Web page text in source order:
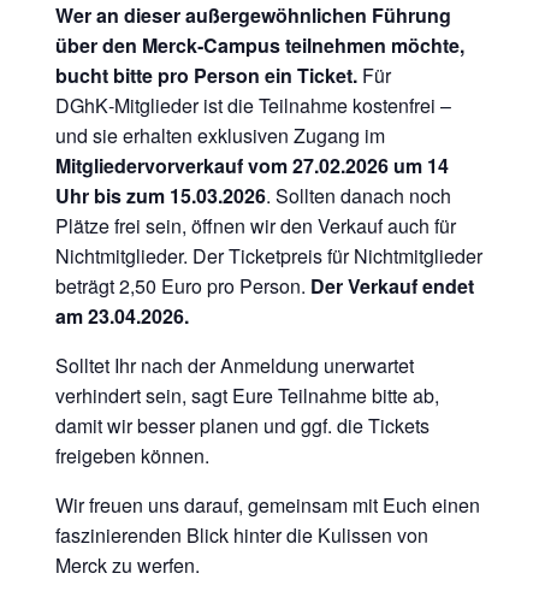
Wer an dieser außergewöhnlichen Führung
über den Merck‑Campus teilnehmen möchte,
bucht bitte pro Person ein Ticket. Für
DGhK‑Mitglieder ist die Teilnahme kostenfrei –
und sie erhalten exklusiven Zugang im
Mitgliedervorverkaufvom 27.02.2026 um 14
Uhr bis zum 15.03.2026. Sollten danach noch
Plätze frei sein, öffnen wir den Verkauf auch für
Nichtmitglieder. Der Ticketpreis für Nichtmitglieder
beträgt 2,50 Euro pro Person. Der Verkauf endet
am 23.04.2026.
Solltet Ihr nach der Anmeldung unerwartet
verhindert sein, sagt Eure Teilnahme bitte ab,
damit wir besser planen und ggf. die Tickets
freigeben können.
Wir freuen uns darauf, gemeinsam mit Euch einen
faszinierenden Blick hinter die Kulissen von
Merck zu werfen.